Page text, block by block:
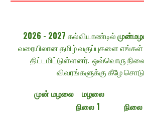
2026 - 2027 கல்வியாண்டில்
வரையிலானதமிழ்வகுப்புகளை
திட்டமிட்டுள்ளனர். ஒவ்வொரு நிலை
விவரங்களுக்கு கீழே
முன் மழலை
மழலை
நிலை 1
நிலை